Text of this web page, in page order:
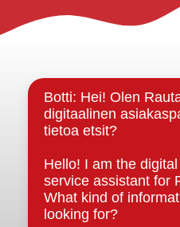
Rautalammin kunta
Strategiat, ohjelmat,
sopimukset
Asiakirjajulkisuuskuvaus
Evästeet
Saavutettavuusseloste
Tietosuoja